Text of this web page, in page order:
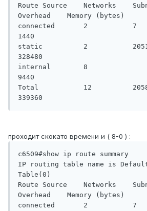
Route Source    Networks
Overhead    Memory (bytes)
connected       2           7
1440
static          2           2051
328480
internal        8
9440
Total           12          2058
339360
проходит скокато времени и ( 8-0 ) :
c6509#show ip route summary
IP routing table name is
Table(0)
Route Source    Networks
Overhead    Memory (bytes)
connected       2           7